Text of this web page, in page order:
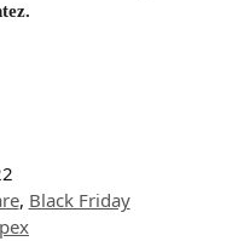
, Black Friday